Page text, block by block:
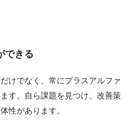
できる
けでなく、常にプラスアルファ
す。自ら課題を見つけ、改善策
性があります。